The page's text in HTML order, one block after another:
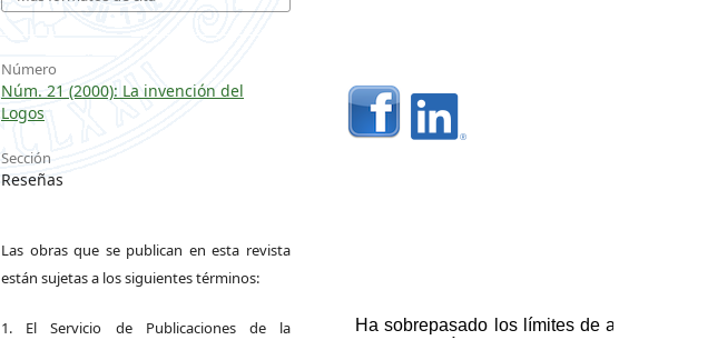
Número
Núm. 21 (2000): La invención del
Logos
Sección
Reseñas
Las obras que se publican en esta revista
están sujetas a los siguientes términos:
1. El Servicio de Publicaciones de la